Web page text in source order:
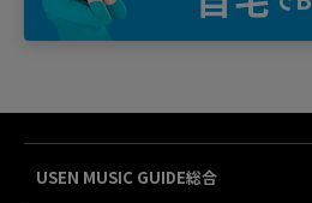
USEN MUSIC GUIDE総合